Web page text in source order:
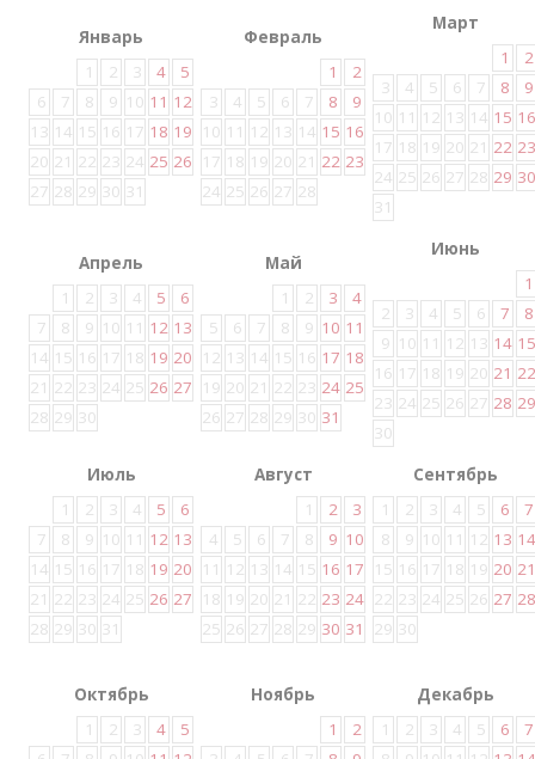
Январь
1
2 3 4
5
6
7 8 9 10 11 12
13 14 15 16 17 18 19
20 21 22 23 24 25 26
27 28 29 30 31
Февраль
1
2
3
4 5 6 7 8
9
10 11 12 13 14 15 16
17 18 19 20 21 22 23
24 25 26 27 28
Март
1
2
3
4 5 6 7 8
9
10 11 12 13 14 15 16
17 18 19 20 21 22 23
24 25 26 27 28 29 30
31
Апрель
1
2 3 4 5
6
7
8 9 10 11 12 13
14 15 16 17 18 19 20
21 22 23 24 25 26 27
28 29 30
Май
1
2 3
4
5
6 7 8 9 10 11
12 13 14 15 16 17 18
19 20 21 22 23 24 25
26 27 28 29 30 31
Июнь
1
2
3 4 5 6 7
8
9 10 11 12 13 14 15
16 17 18 19 20 21 22
23 24 25 26 27 28 29
30
Июль
1
2 3 4 5
6
7
8 9 10 11 12 13
14 15 16 17 18 19 20
21 22 23 24 25 26 27
28 29 30 31
Август
1
2
3
4
5 6 7 8 9 10
11 12 13 14 15 16 17
18 19 20 21 22 23 24
25 26 27 28 29 30 31
Сентябрь
1
2 3 4 5 6
7
8
9 10 11 12 13 14
15 16 17 18 19 20 21
22 23 24 25 26 27 28
29 30
Октябрь
1
2 3 4
5
Ноябрь
1
2
Декабрь
1
2 3 4 5 6
7